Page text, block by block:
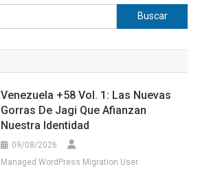
Buscar:
Venezuela +58 Vol. 1: Las Nuevas
Gorras De Jagi Que Afianzan
Nuestra Identidad
09/08/2026
Managed WordPress Migration User